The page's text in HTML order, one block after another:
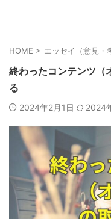
HOME > エッセイ（意見・
終わったコンテンツ（
る
2024年2月1日 2024